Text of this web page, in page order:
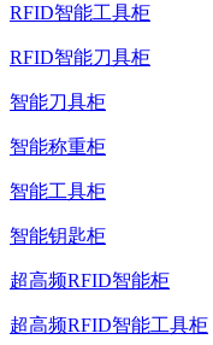
RFID智能工具柜
RFID智能刀具柜
智能刀具柜
智能称重柜
智能工具柜
智能钥匙柜
超高频RFID智能柜
超高频RFID智能工具柜